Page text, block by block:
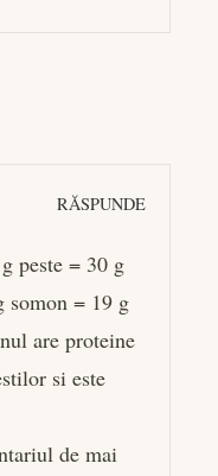
RĂSPUNDE
peste = 30 g
somon = 19 g
are proteine
si este
de mai